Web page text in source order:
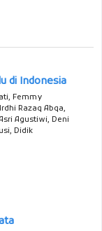
di Indonesia
Femmy
Razaq Abqa,
Agustiwi, Deni
Didik